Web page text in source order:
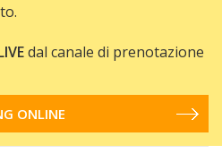
dal canale di prenotazione
ONLINE